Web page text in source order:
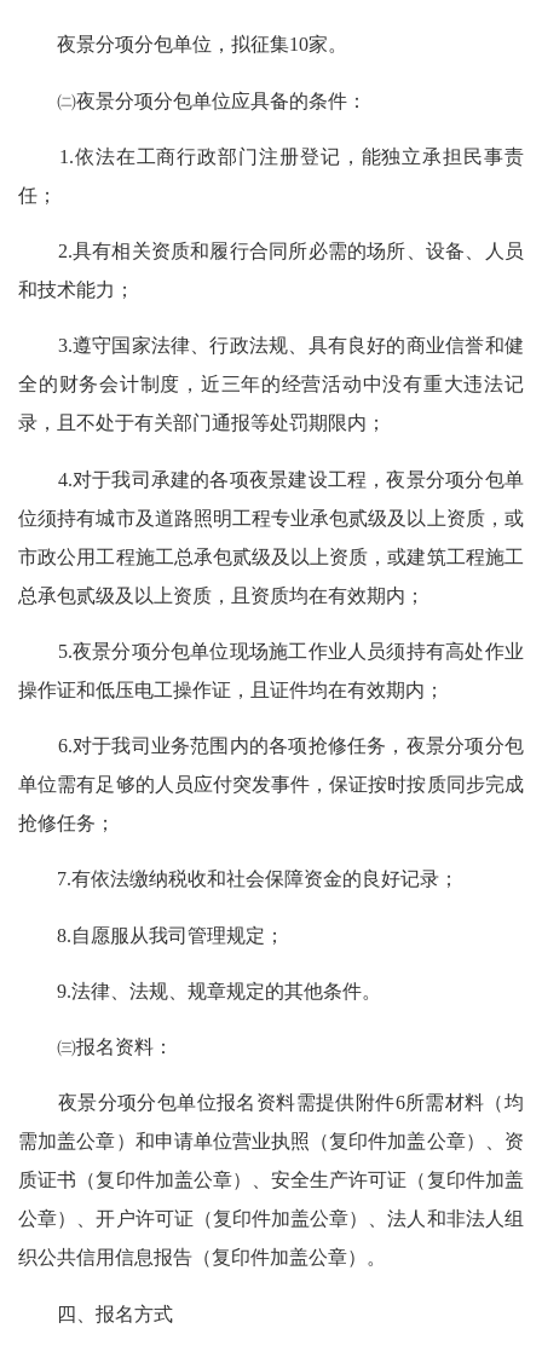
夜景分项分包单位，拟征集10家。
㈡夜景分项分包单位应具备的条件：
1.依法在工商行政部门注册登记，能独立承担民事责
任；
2.具有相关资质和履行合同所必需的场所、设备、人员
和技术能力；
3.遵守国家法律、行政法规、具有良好的商业信誉和健
全的财务会计制度，近三年的经营活动中没有重大违法记
录，且不处于有关部门通报等处罚期限内；
4.对于我司承建的各项夜景建设工程，夜景分项分包单
位须持有城市及道路照明工程专业承包贰级及以上资质，或
市政公用工程施工总承包贰级及以上资质，或建筑工程施工
总承包贰级及以上资质，且资质均在有效期内；
5.夜景分项分包单位现场施工作业人员须持有高处作业
操作证和低压电工操作证，且证件均在有效期内；
6.对于我司业务范围内的各项抢修任务，夜景分项分包
单位需有足够的人员应付突发事件，保证按时按质同步完成
抢修任务；
7.有依法缴纳税收和社会保障资金的良好记录；
8.自愿服从我司管理规定；
9.法律、法规、规章规定的其他条件。
㈢报名资料：
夜景分项分包单位报名资料需提供附件6所需材料（均
需加盖公章）和申请单位营业执照（复印件加盖公章）、资
质证书（复印件加盖公章）、安全生产许可证（复印件加盖
公章）、开户许可证（复印件加盖公章）、法人和非法人组
织公共信用信息报告（复印件加盖公章）。
四、报名方式